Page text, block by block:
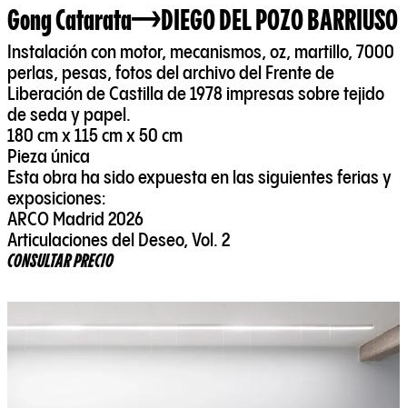
Gong Catarata DIEGO DEL POZO BARRIUSO
Instalación con motor, mecanismos, oz, martillo, 7000
perlas, pesas, fotos del archivo del Frente de
Liberación de Castilla de 1978 impresas sobre tejido
de seda y papel.
180 cm x 115 cm x 50 cm
Pieza única
Esta obra ha sido expuesta en las siguientes ferias y
exposiciones:
ARCO Madrid 2026
Articulaciones del Deseo, Vol. 2
CONSULTAR PRECIO